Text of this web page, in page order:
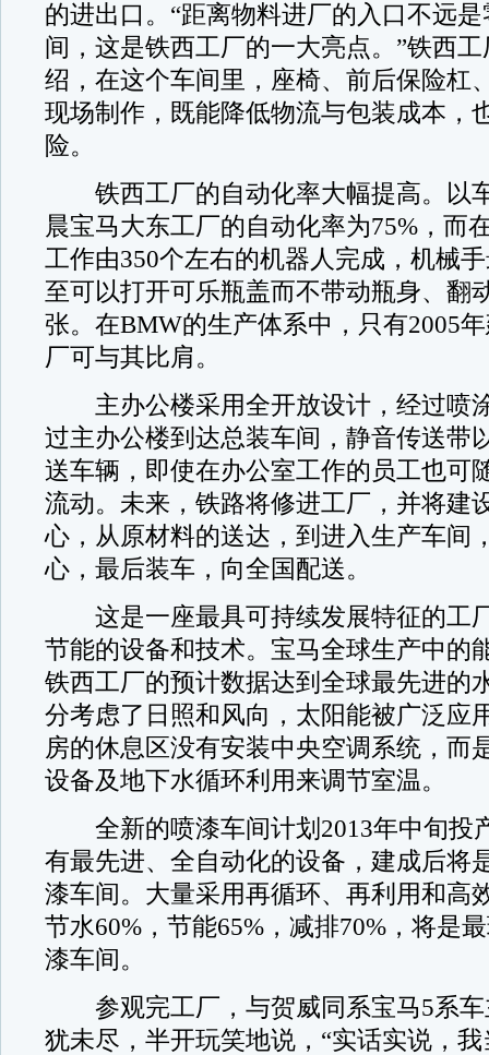
的进出口。“距离物料进厂的入口不远
间，这是铁西工厂的一大亮点。”铁西
绍，在这个车间里，座椅、前后保险杠
现场制作，既能降低物流与包装成本，
险。
铁西工厂的自动化率大幅提高。以
晨宝马大东工厂的自动化率为75%，而
工作由350个左右的机器人完成，机械
至可以打开可乐瓶盖而不带动瓶身、翻
张。在BMW的生产体系中，只有2005
厂可与其比肩。
主办公楼采用全开放设计，经过喷
过主办公楼到达总装车间，静音传送带
送车辆，即使在办公室工作的员工也可
流动。未来，铁路将修进工厂，并将建
心，从原材料的送达，到进入生产车间
心，最后装车，向全国配送。
这是一座最具可持续发展特征的工
节能的设备和技术。宝马全球生产中的
铁西工厂的预计数据达到全球最先进的
分考虑了日照和风向，太阳能被广泛应
房的休息区没有安装中央空调系统，而
设备及地下水循环利用来调节室温。
全新的喷漆车间计划2013年中旬投
有最先进、全自动化的设备，建成后将
漆车间。大量采用再循环、再利用和高
节水60%，节能65%，减排70%，将是
漆车间。
参观完工厂，与贺威同系宝马5系车
犹未尽，半开玩笑地说，“实话实说，